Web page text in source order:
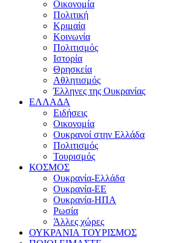
Οικονομία
Πολιτική
Κριμαία
Κοινωνία
Πολιτισμός
Ιστορία
Θρησκεία
Αθλητισμός
Έλληνες της Ουκρανίας
ΕΛΛΑΔΑ
Ειδήσεις
Οικονομία
Ουκρανοί στην Ελλάδα
Πολιτισμός
Τουρισμός
ΚΟΣΜΟΣ
Ουκρανία-Ελλάδα
Ουκρανία-ΕΕ
Ουκρανία-ΗΠΑ
Ρωσία
Άλλες χώρες
ΟΥΚΡΑΝΙΑ ΤΟΥΡΙΣΜΟΣ